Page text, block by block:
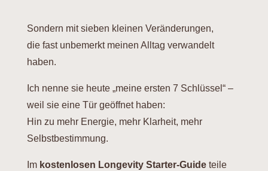
Sondern mit sieben kleinen Veränderungen,
die fast unbemerkt meinen Alltag verwandelt
haben.
Ich nenne sie heute „meine ersten 7 Schlüssel“ –
weil sie eine Tür geöffnet haben:
Hin zu mehr Energie, mehr Klarheit, mehr
Selbstbestimmung.
Im kostenlosen Longevity Starter-Guideteile